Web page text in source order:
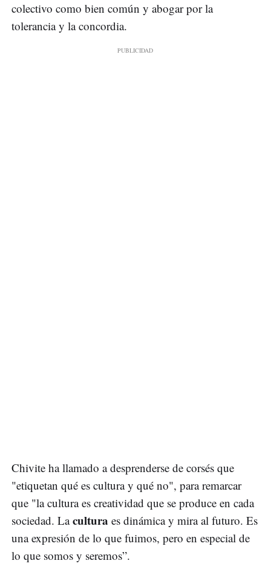
colectivo como bien común y abogar por la
tolerancia y la concordia.
Chivite ha llamado a desprenderse de corsés que
"etiquetan qué es cultura y qué no", para remarcar
que "la cultura es creatividad que se produce en cada
sociedad. Lacultura es dinámica y mira al futuro. Es
una expresión de lo que fuimos, pero en especial de
lo que somos y seremos”.